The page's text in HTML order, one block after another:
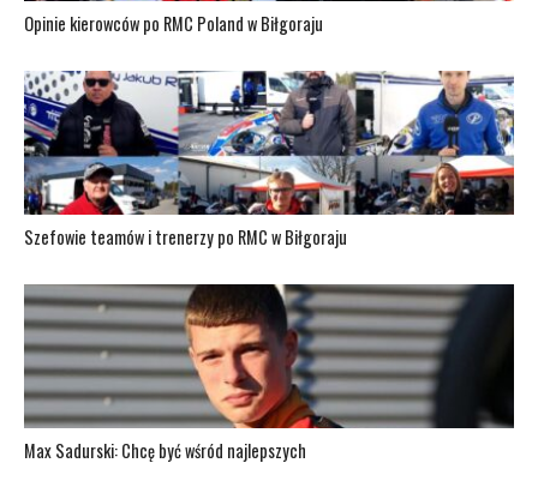
Opinie kierowców po RMC Poland w Biłgoraju
Szefowie teamów i trenerzy po RMC w Biłgoraju
Max Sadurski: Chcę być wśród najlepszych